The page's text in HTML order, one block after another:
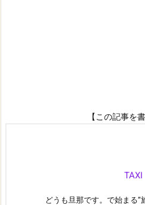
【この記事を
TAXI
どうも旦那です。で始まる”